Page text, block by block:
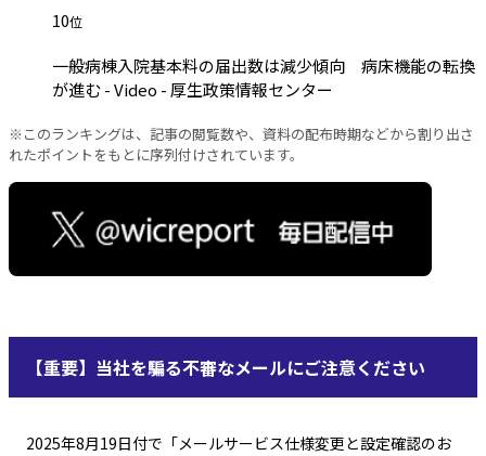
10位
一般病棟入院基本料の届出数は減少傾向 病床機能の転換
が進む - Video - 厚生政策情報センター
※このランキングは、記事の閲覧数や、資料の配布時期などから割り出さ
れたポイントをもとに序列付けされています。
【重要】当社を騙る不審なメールにご注意ください
2025年8月19日付で「メールサービス仕様変更と設定確認のお